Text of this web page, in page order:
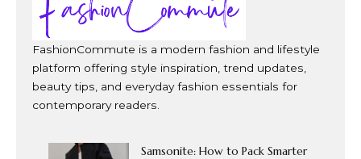
FashionCommute is a modern fashion and lifestyle
platform offering style inspiration, trend updates,
beauty tips, and everyday fashion essentials for
contemporary readers.
Samsonite: How to Pack Smarter